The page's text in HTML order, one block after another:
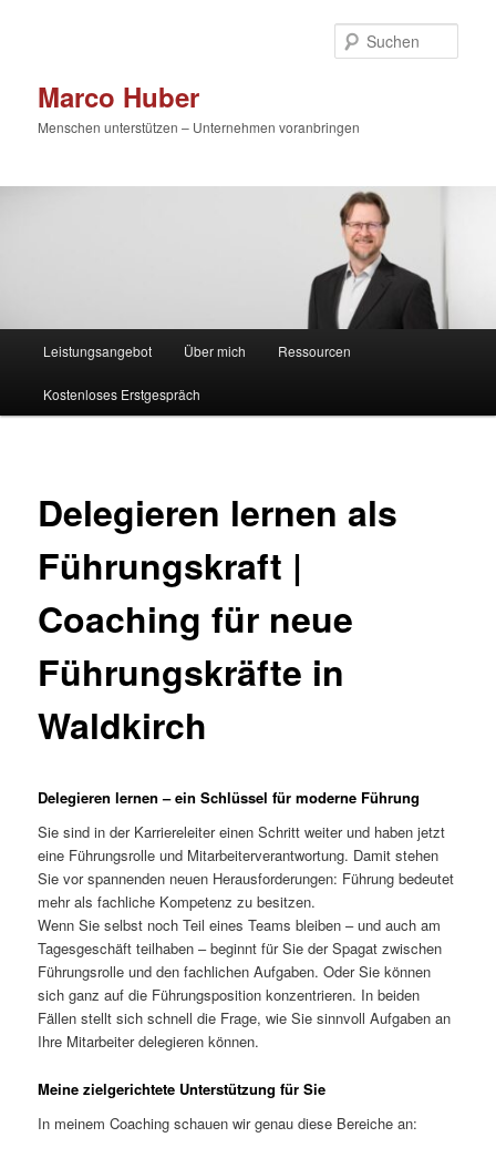
Marco Huber
Menschen unterstützen – Unternehmen voranbringen
Leistungsangebot Über mich Ressourcen
Kostenloses Erstgespräch
Delegieren lernen als
Führungskraft |
Coaching für neue
Führungskräfte in
Waldkirch
Delegieren lernen – ein Schlüssel für moderne Führung
Sie sind in der Karriereleiter einen Schritt weiter und haben jetzt
eine Führungsrolle und Mitarbeiterverantwortung. Damit stehen
Sie vor spannenden neuen Herausforderungen: Führung bedeutet
mehr als fachliche Kompetenz zu besitzen.
Wenn Sie selbst noch Teil eines Teams bleiben – und auch am
Tagesgeschäft teilhaben – beginnt für Sie der Spagat zwischen
Führungsrolle und den fachlichen Aufgaben. Oder Sie können
sich ganz auf die Führungsposition konzentrieren. In beiden
Fällen stellt sich schnell die Frage, wie Sie sinnvoll Aufgaben an
Ihre Mitarbeiter delegieren können.
Meine zielgerichtete Unterstützung für Sie
In meinem Coaching schauen wir genau diese Bereiche an: